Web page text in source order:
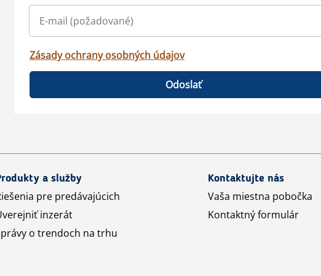
Zásady ochrany osobných údajov
Odoslať
a služby
pre predávajúcich
inzerát
o trendoch na trhu
Kontaktujte nás
Vaša miestna pobočka
Kontaktný formulár